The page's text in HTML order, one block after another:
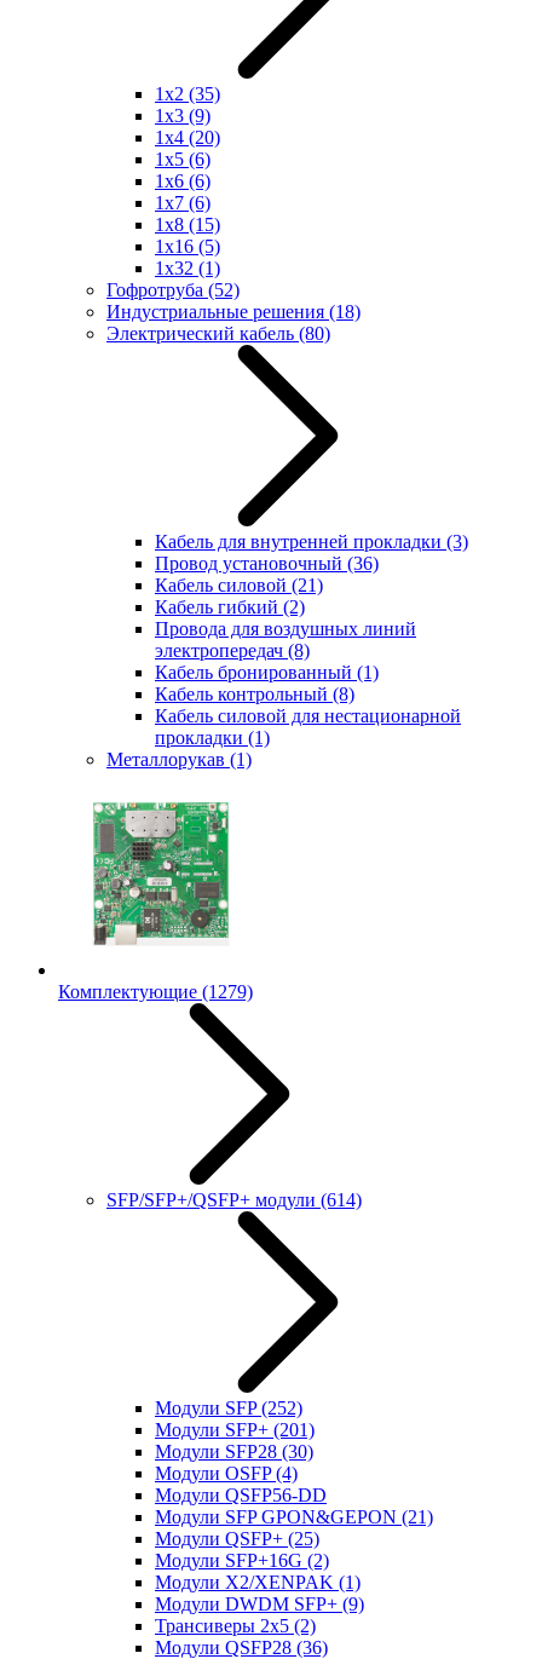
1x2 (35)
1x3 (9)
1x4 (20)
1x5 (6)
1x6 (6)
1x7 (6)
1x8 (15)
1x16 (5)
1x32 (1)
Гофротруба (52)
Индустриальные решения (18)
Электрический кабель (80)
Кабель для внутренней прокладки (3)
Провод установочный (36)
Кабель силовой (21)
Кабель гибкий (2)
Провода для воздушных линий
электропередач (8)
Кабель бронированный (1)
Кабель контрольный (8)
Кабель силовой для нестационарной
прокладки (1)
Металлорукав (1)
Комплектующие (1279)
SFP/SFP+/QSFP+ модули (614)
Модули SFP(252)
Модули SFP+ (201)
Модули SFP28 (30)
Модули OSFP(4)
Модули QSFP56-DD
Модули SFP GPON&GEPON (21)
Модули QSFP+ (25)
Модули SFP+16G (2)
Модули X2/XENPAK (1)
Модули DWDM SFP+ (9)
Трансиверы 2x5 (2)
Модули QSFP28 (36)